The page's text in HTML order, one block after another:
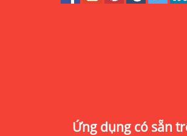
Ứng dụng có sẵn